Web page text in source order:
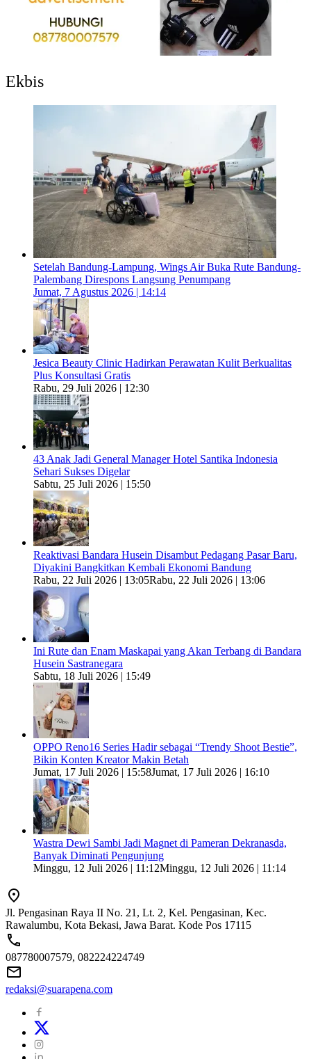
Ekbis
Setelah Bandung-Lampung, Wings Air Buka Rute Bandung-
Palembang Direspons Langsung Penumpang
Jumat, 7 Agustus 2026 | 14:14
Jesica Beauty Clinic Hadirkan Perawatan Kulit Berkualitas
Plus Konsultasi Gratis
Rabu, 29 Juli 2026 | 12:30
43 Anak Jadi General Manager Hotel Santika Indonesia
Sehari Sukses Digelar
Sabtu, 25 Juli 2026 | 15:50
Reaktivasi Bandara Husein Disambut Pedagang Pasar Baru,
Diyakini Bangkitkan Kembali Ekonomi Bandung
Rabu, 22 Juli 2026 | 13:05Rabu, 22 Juli 2026 | 13:06
Ini Rute dan Enam Maskapai yang Akan Terbang di Bandara
Husein Sastranegara
Sabtu, 18 Juli 2026 | 15:49
OPPO Reno16 Series Hadir sebagai “Trendy Shoot Bestie”,
Bikin Konten Kreator Makin Betah
Jumat, 17 Juli 2026 | 15:58Jumat, 17 Juli 2026 | 16:10
Wastra Dewi Sambi Jadi Magnet di Pameran Dekranasda,
Banyak Diminati Pengunjung
Minggu, 12 Juli 2026 | 11:12Minggu, 12 Juli 2026 | 11:14
Jl. Pengasinan Raya II No. 21, Lt. 2, Kel. Pengasinan, Kec.
Rawalumbu, Kota Bekasi, Jawa Barat. Kode Pos 17115
087780007579, 082224224749
redaksi@suarapena.com